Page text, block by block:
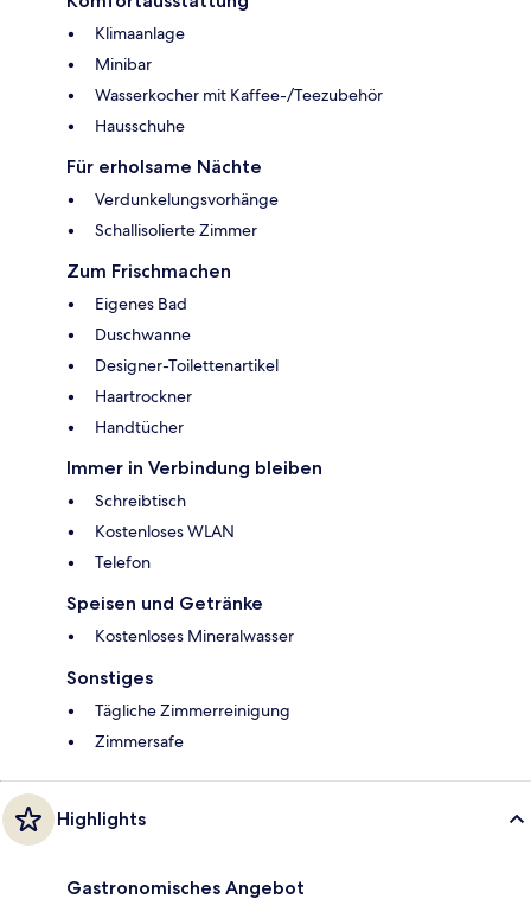
Klimaanlage
Minibar
Wasserkocher mit Kaffee-/Teezubehör
Hausschuhe
Für erholsame Nächte
Verdunkelungsvorhänge
Schallisolierte Zimmer
Zum Frischmachen
Eigenes Bad
Duschwanne
Designer-Toilettenartikel
Haartrockner
Handtücher
Immer in Verbindung bleiben
Schreibtisch
Kostenloses WLAN
Telefon
Speisen und Getränke
Kostenloses Mineralwasser
Sonstiges
Tägliche Zimmerreinigung
Zimmersafe
Highlights
Gastronomisches Angebot